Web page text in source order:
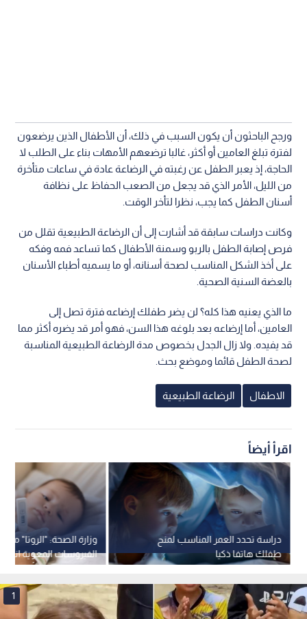
ورجح الباحثون أن يكون السبب في ذلك، أن الأطفال الذين يرضعون
لفترة تبلغ العامين أو أكثر، غالبا ترضعهم الأمهات بناء على الطلب لا
الحاجة، إذ يعبر الطفل عن رغبته في الرضاعة عادة في ساعات متأخرة
من الليل، الأمر الذي قد يجعل من الصعب الحفاظ على نظافة
أسنان الطفل كما يجب، نظرا لتأخر الوقت.
وكانت دراسات سابقة قد أشارت إلى أن الرضاعة الطبيعية تقلل من
فرص إصابة الطفل بالربو وسمنة الأطفال كما تساعد فمه وفكه
على أخذ الشكل المناسب لصحة أسنانه، أو ما يسميه أطباء الأسنان
بالعضة السنية الصحية.
ما الذي يعنيه هذا كله؟ لن يضر طفلك إرضاعه فترة تصل إلى
العامين، أما إرضاعه بعد بلوغه هذا السن، فهو أمر قد يضره أكثر مما
قد يفيده. ولا زال الجدل بخصوص مدة الرضاعة الطبيعية المناسبة
لصحة الطفل قائما وموضع بحث.
الاطفال الرضاعة الطبيعية
اقرأ أيضاً
وزارة الصحة: "الروتا" من
الفيروسات المعوية
الأطفال.. وهذه أبرز
دراسة تحدد العمر المناسب لمنح
طفلك هاتفا ذكيا
1